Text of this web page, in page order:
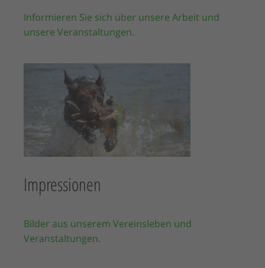
Informieren Sie sich über unsere Arbeit und
unsere Veranstaltungen.
Impressionen
Bilder aus unserem Vereinsleben und
Veranstaltungen.